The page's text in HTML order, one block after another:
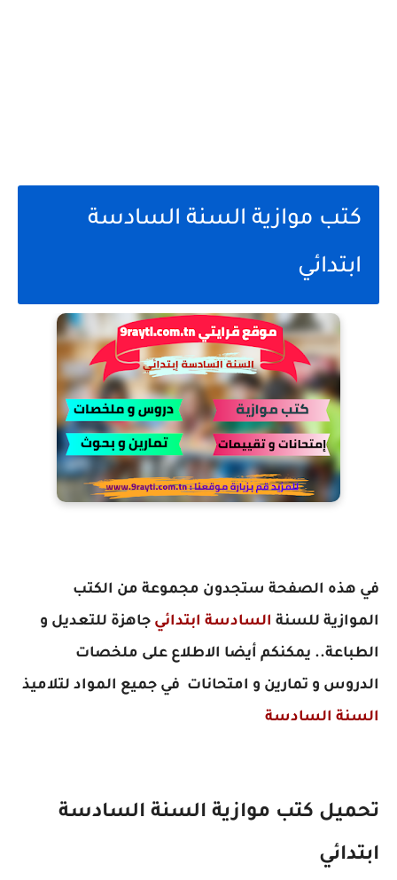
ابتدائي
في هذه الصفحة ستجدون مجموعة من الكتب
الموازية للسنة السادسة ابتدائي جاهزة للتعديل و
الطباعة.. يمكنكم أيضا الاطلاع على ملخصات
الدروس و تمارين و امتحانات في جميع المواد لتلاميذ
السنة السادسة
تحميل كتب موازية السنة السادسة
ابتدائي